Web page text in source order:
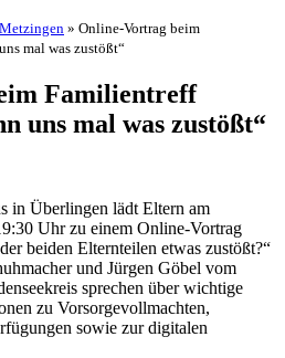
» Online-Vortrag beim
mal was zustößt“
Familientreff
uns mal was zustößt“
in Überlingen lädt Eltern am
Uhr zu einem Online-Vortrag
beiden Elternteilen etwas zustößt?“
und Jürgen Göbel vom
sprechen über wichtige
zu Vorsorgevollmachten,
sowie zur digitalen